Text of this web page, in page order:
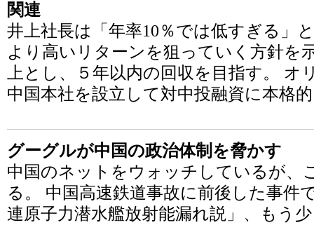
関連
井上社長は「年率10％では低すぎる」
より高いリターンを狙っていく方針を
上とし、５年以内の回収を目指す。 オ
中国本社を設立して対中投融資に本格
グーグルが中国の政治体制を脅かす
中国のネットをウォッチしているが、
る。 中国高速鉄道事故に前後した事件
連原子力潜水艦放射能漏れ説」、もう